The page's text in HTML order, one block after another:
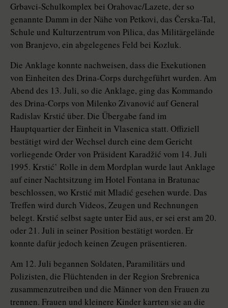
Grbavci-Schulkomplex bei Orahovac/Lazete, der so
genannte Damm in der Nähe von Petkovi, das Čerska-Tal,
Schule und Kulturzentrum von Pilica, das Militärgelände
von Branjevo, ein abgelegenes Feld bei Kozluk.
Die Anklage konnte nachweisen, dass die Exekutionen
von Einheiten des Drina-Corps durchgeführt wurden. Am
Abend des 13. Juli, so die Anklage, ging das Kommando
des Drina-Corps von Milenko Zivanović auf General
Radislav Krstić über. Die Übergabe fand im
Hauptquartier der Einheit in Vlasenica statt. Offiziell
bestätigt wird der Wechsel durch eine dem Gericht
vorliegende Order von Präsident Karadžić vom 14. Juli
1995. Krstić’ Rolle in dem Mordplan wurde laut Anklage
auf einer Nachtsitzung im Hotel Fontana in Bratunac
beschlossen, wo Krstić mit Mladić gesehen wurde. Das
Treffen wird durch Videos, Zeugen und Rechnungen
belegt. Krstić selbst sagte unter Eid aus, er sei erst am 20.
oder 21. Juli in seiner Position bestätigt worden. Er
konnte dafür jedoch keinen Zeugen präsentieren.
Am 12. Juli begannen Soldaten, Paramilitärs und
Polizisten, die Flüchtenden in der Region Srebrenica
zusammenzutreiben und die Männer von den Frauen zu
trennen. Frauen und kleinere Kinder karrten sie an die